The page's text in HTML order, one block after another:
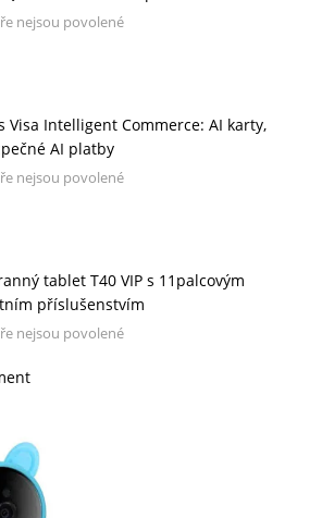
nejsou povolené
Visa Intelligent Commerce: AI karty,
AI platby
nejsou povolené
tablet T40 VIP s 11palcovým
příslušenstvím
nejsou povolené